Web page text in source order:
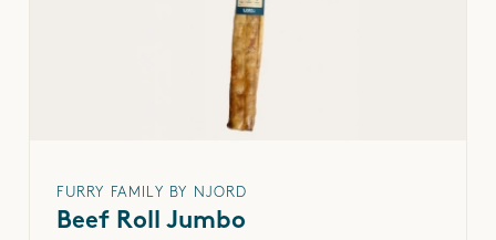
Hur länge brukar rasen leva?
En dobermann lever i genomsnitt omkring 10–12 år, vilket är
normalt för en större och aktiv ras. Notera att detta är ett
Vilken typ av foder är bäst för en dobermann?
Rasen mår bäst av ett högkvalitativt foder med högt
FURRY FAMILY BY NJORD
Beef Roll Jumbo